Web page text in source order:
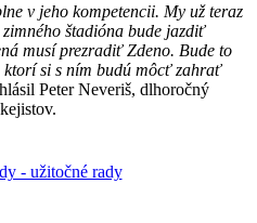
v jeho kompetencii. My už teraz
štadióna bude jazdiť
musí prezradiť Zdeno. Bude to
si s ním budú môcť zahrať
Peter Neveriš, dlhoročný